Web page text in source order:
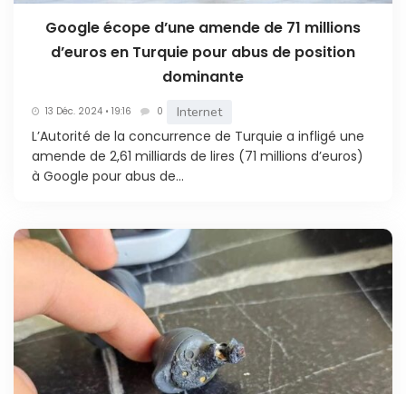
Google écope d’une amende de 71 millions
d’euros en Turquie pour abus de position
dominante
13 Déc. 2024 • 19:16 0 Internet
L’Autorité de la concurrence de Turquie a infligé une
amende de 2,61 milliards de lires (71 millions d’euros)
à Google pour abus de...